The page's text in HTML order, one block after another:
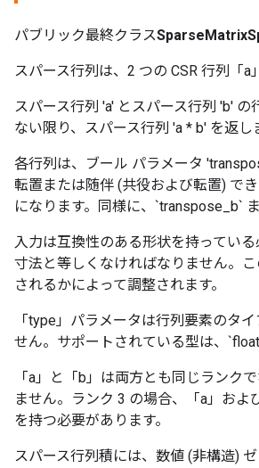
パブリック最終クラス
スパース行列は、2 つの CSR 行列「
スパース行列 'a' とスパース行列 'b'
ない限り、スパース行列 'a * b' を返し
各行列は、ブール パラメータ
転置または随伴 (共役および転置) で
になります。同様に、`transpose_b`
入力は互換性のある形状を持ってい
寸法と等しくなければなりません。
されるかによって調整されます。
「type」パラメータは行列要素のタ
せん。サポートされている型は、
「a」と「b」は両方とも同じランク
ません。ランク 3 の場合、「a」お
を持つ必要があります。
スパース行列積には、数値 (非構造)